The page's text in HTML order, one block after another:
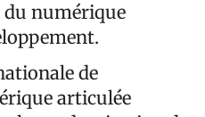
numérique
de
articulée